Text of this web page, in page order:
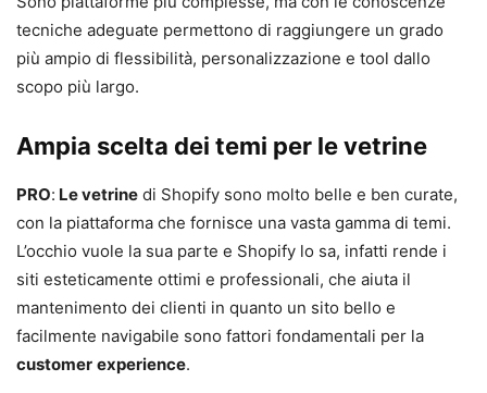
tecniche adeguate permettono di raggiungere un grado
più ampio di flessibilità, personalizzazione e tool dallo
scopo più largo.
Ampia scelta dei temi per le vetrine
PRO: Le vetrine di Shopify sono molto belle e ben curate,
con la piattaforma che fornisce una vasta gamma di temi.
L’occhio vuole la sua parte e Shopify lo sa, infatti rende i
siti esteticamente ottimi e professionali, che aiuta il
mantenimento dei clienti in quanto un sito bello e
facilmente navigabile sono fattori fondamentali per la
customer experience.